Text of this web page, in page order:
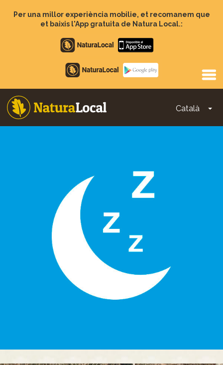
Per una millor experiència mobilie, et recomanem que
et baixis l'App gratuita de Natura Local.:
Apple
store
Google
Play
Català
Main